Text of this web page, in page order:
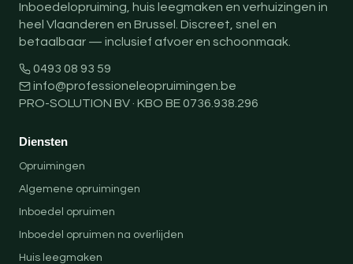
Inboedelopruiming, huis leegmaken en verhuizingen in
heel Vlaanderen en Brussel. Discreet, snel en
betaalbaar — inclusief afvoer en schoonmaak.
0493 08 93 59
info@professioneleopruimingen.be
PRO-SOLUTION BV · KBO BE 0736.938.296
Diensten
Opruimingen
Algemene opruimingen
Inboedel opruimen
Inboedel opruimen na overlijden
Huis leegmaken